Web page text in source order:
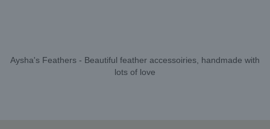
Aysha's Feathers - Beautiful feather accessoiries, handmade with
lots of love